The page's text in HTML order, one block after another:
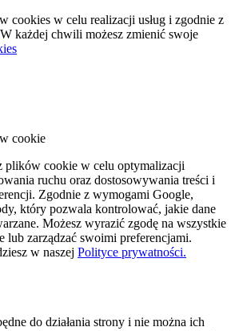
cookies w celu realizacji usług i zgodnie z
W każdej chwili możesz zmienić swoje
cookie
plików cookie w celu optymalizacji
ruchu oraz dostosowywania treści i
Zgodnie z wymogami Google,
który pozwala kontrolować, jakie dane
Możesz wyrazić zgodę na wszystkie
lub zarządzać swoimi preferencjami.
w naszej Polityce prywatności.
do działania strony i nie można ich